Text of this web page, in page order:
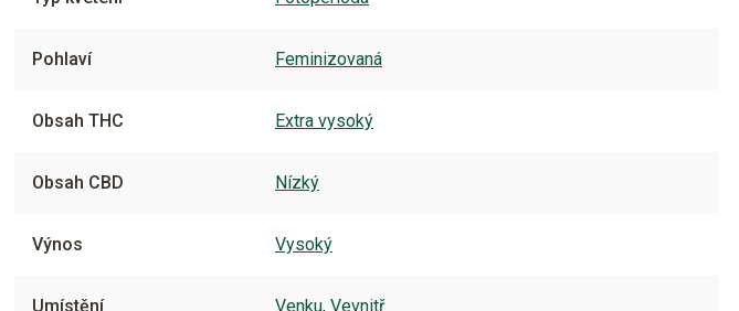
Pohlaví Feminizovaná
Obsah THC Extra vysoký
Obsah CBD Nízký
Výnos Vysoký
Umístění Venku, Vevnitř